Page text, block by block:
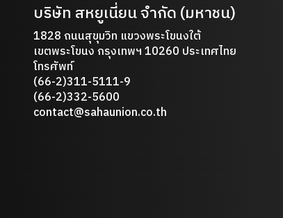
บริษัท สหยูเนี่ยน จำกัด (มหาชน)
1828 ถนนสุขุมวิท แขวงพระโขนงใต้
เขตพระโขนง กรุงเทพฯ 10260 ประเทศไทย
โทรศัพท์
(66-2)311-5111-9
(66-2)332-5600
contact@sahaunion.co.th